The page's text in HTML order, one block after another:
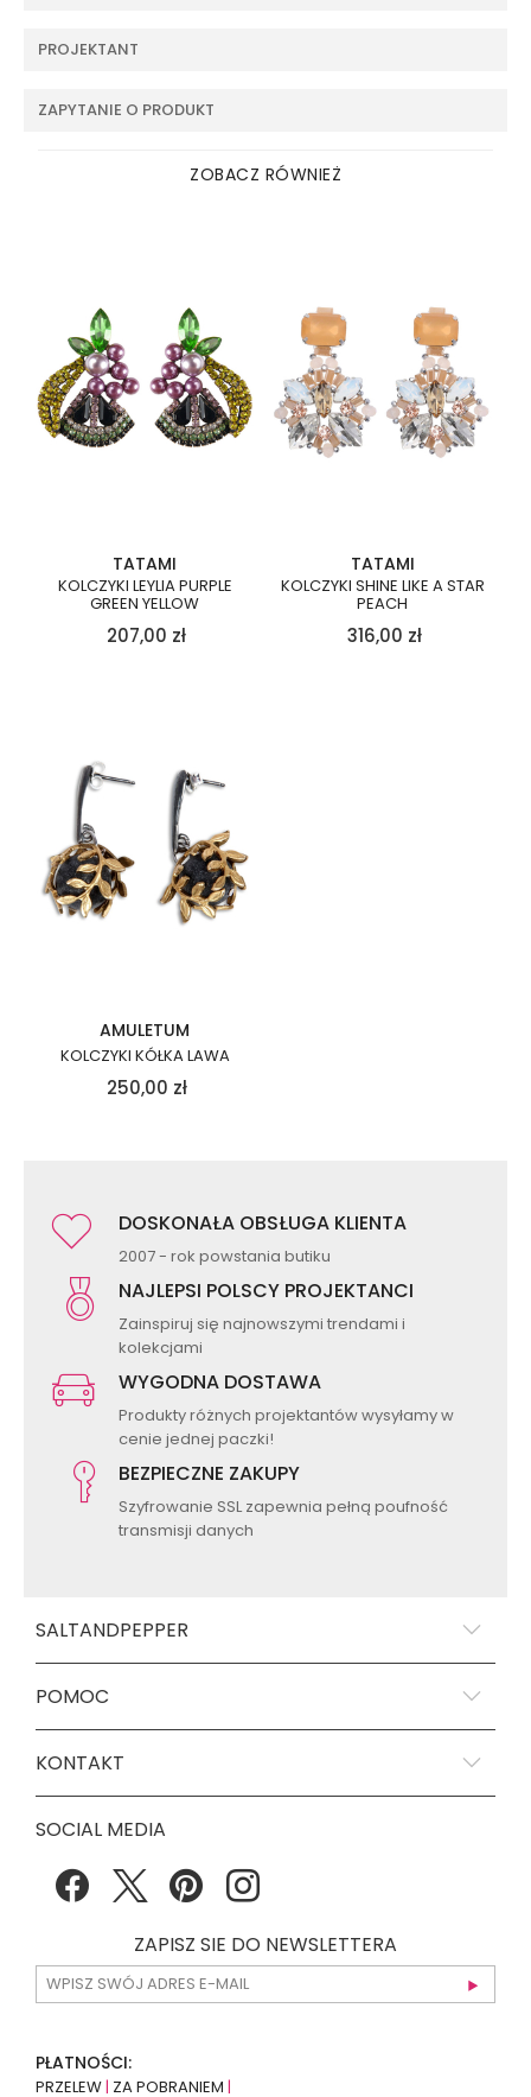
PROJEKTANT
ZAPYTANIE O PRODUKT
ZOBACZ RÓWNIEŻ
TATAMI
KOLCZYKI LEYLIA PURPLE
GREEN YELLOW
207,00 zł
TATAMI
KOLCZYKI SHINE LIKE A STAR
PEACH
316,00 zł
AMULETUM
KOLCZYKI KÓŁKA LAWA
250,00 zł
DOSKONAŁA OBSŁUGA KLIENTA
2007 - rok powstania butiku
NAJLEPSI POLSCY PROJEKTANCI
Zainspiruj się najnowszymi trendami i
kolekcjami
WYGODNA DOSTAWA
Produkty różnych projektantów wysyłamy w
cenie jednej paczki!
BEZPIECZNE ZAKUPY
Szyfrowanie SSL zapewnia pełną poufność
transmisji danych
SALTANDPEPPER
POMOC
KONTAKT
SOCIAL MEDIA
ZAPISZ SIE DO NEWSLETTERA
PŁATNOŚCI:
PRZELEW| ZA POBRANIEM |